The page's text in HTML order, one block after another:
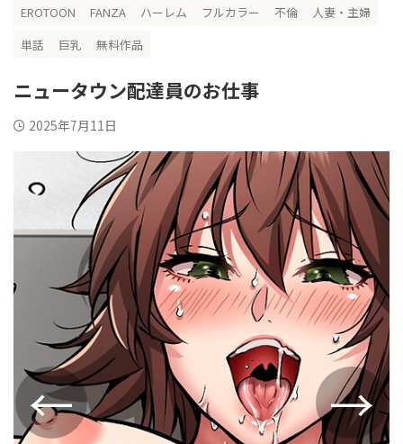
EROTOON
FANZA ハーレム フルカラー 不倫
人妻・主婦
単話
巨乳 無料作品
ニュータウン配達員のお仕事
2025年7月11日